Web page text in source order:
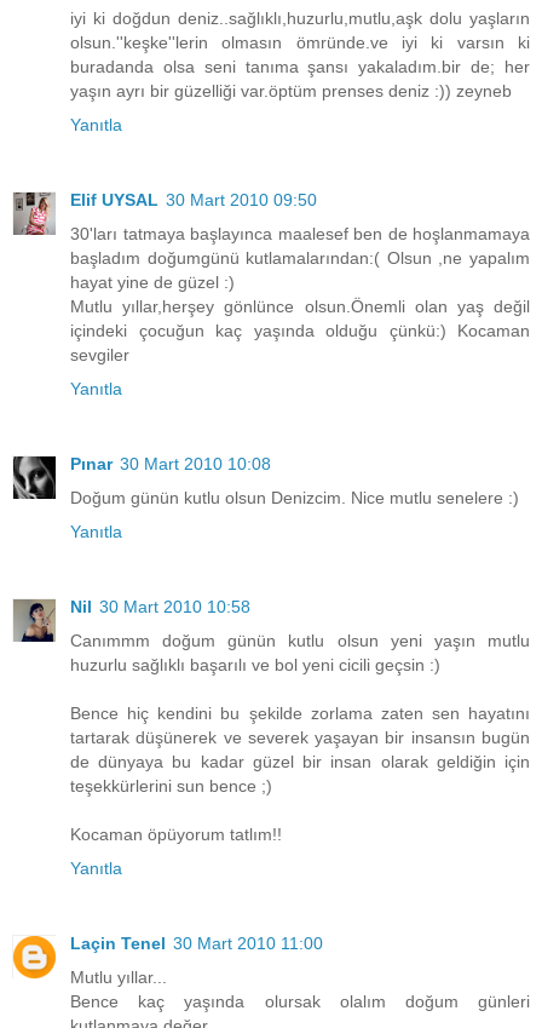
iyi ki doğdun deniz..sağlıklı,huzurlu,mutlu,aşk dolu yaşların
olsun.''keşke''lerin olmasın ömründe.ve iyi ki varsın ki
buradanda olsa seni tanıma şansı yakaladım.bir de; her
yaşın ayrı bir güzelliği var.öptüm prenses deniz :)) zeyneb
Yanıtla
Elif UYSAL 30 Mart 2010 09:50
30'ları tatmaya başlayınca maalesef ben de hoşlanmamaya
başladım doğumgünü kutlamalarından:( Olsun ,ne yapalım
hayat yine de güzel :)
Mutlu yıllar,herşey gönlünce olsun.Önemli olan yaş değil
içindeki çocuğun kaç yaşında olduğu çünkü:) Kocaman
sevgiler
Yanıtla
Pınar 30 Mart 2010 10:08
Doğum günün kutlu olsun Denizcim. Nice mutlu senelere :)
Yanıtla
Nil 30 Mart 2010 10:58
Canımmm doğum günün kutlu olsun yeni yaşın mutlu
huzurlu sağlıklı başarılı ve bol yeni cicili geçsin :)
Bence hiç kendini bu şekilde zorlama zaten sen hayatını
tartarak düşünerek ve severek yaşayan bir insansın bugün
de dünyaya bu kadar güzel bir insan olarak geldiğin için
teşekkürlerini sun bence ;)
Kocaman öpüyorum tatlım!!
Yanıtla
Laçin Tenel 30 Mart 2010 11:00
Mutlu yıllar...
Bence kaç yaşında olursak olalım doğum günleri